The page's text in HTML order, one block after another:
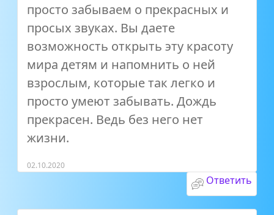
просто забываем о прекрасных и
просых звуках. Вы даете
возможность открыть эту красоту
мира детям и напомнить о ней
взрослым, которые так легко и
просто умеют забывать. Дождь
прекрасен. Ведь без него нет
жизни.
02.10.2020
Ответить